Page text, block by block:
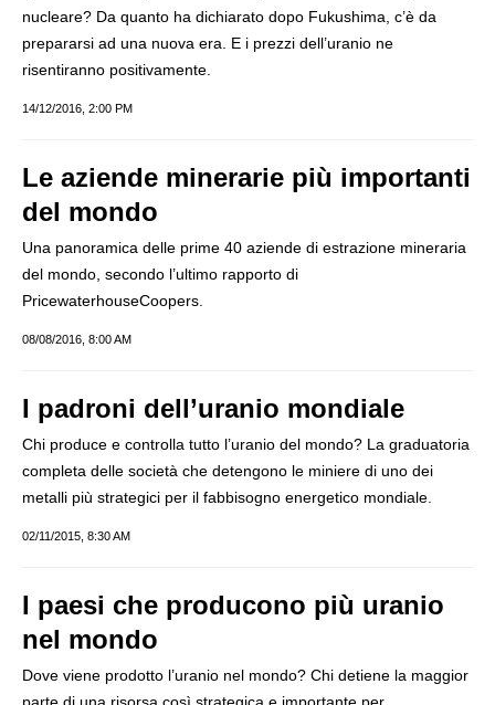
nucleare? Da quanto ha dichiarato dopo Fukushima, c’è da
prepararsi ad una nuova era. E i prezzi dell’uranio ne
risentiranno positivamente.
14/12/2016, 2:00 PM
Le aziende minerarie più importanti
del mondo
Una panoramica delle prime 40 aziende di estrazione mineraria
del mondo, secondo l’ultimo rapporto di
PricewaterhouseCoopers.
08/08/2016, 8:00 AM
I padroni dell’uranio mondiale
Chi produce e controlla tutto l’uranio del mondo? La graduatoria
completa delle società che detengono le miniere di uno dei
metalli più strategici per il fabbisogno energetico mondiale.
02/11/2015, 8:30 AM
I paesi che producono più uranio
nel mondo
Dove viene prodotto l’uranio nel mondo? Chi detiene la maggior